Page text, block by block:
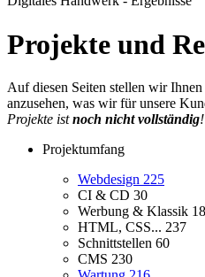
Projekte und
Auf diesen Seiten stellen wir
anzusehen, was wir für unsere
Projekte istnoch nicht vollständig!
Projektumfang
Webdesign 225
CI & CD 30
Werbung & Klassik 18
HTML, CSS... 237
Schnittstellen 60
CMS 230